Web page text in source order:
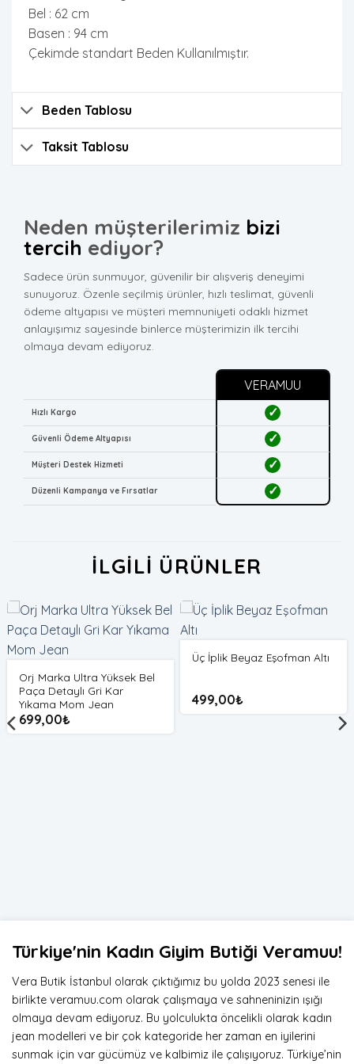
Bel : 62 cm
Basen : 94 cm
Çekimde standart Beden Kullanılmıştır.
Beden Tablosu
Taksit Tablosu
Neden müşterilerimiz bizi
tercih ediyor?
Sadece ürün sunmuyor, güvenilir bir alışveriş deneyimi
sunuyoruz. Özenle seçilmiş ürünler, hızlı teslimat, güvenli
ödeme altyapısı ve müşteri memnuniyeti odaklı hizmet
anlayışımız sayesinde binlerce müşterimizin ilk tercihi
olmaya devam ediyoruz.
VERAMUU
Hızlı Kargo ✓
Güvenli Ödeme Altyapısı ✓
Müşteri Destek Hizmeti ✓
Düzenli Kampanya ve Fırsatlar ✓
İLGILI ÜRÜNLER
Orj Marka Ultra Yüksek Bel
Paça Detaylı Gri Kar
Yıkama Mom Jean
699,00₺
Üç İplik Beyaz Eşofman Altı
499,00₺
Türkiye'nin Kadın Giyim Butiği Veramuu!
Vera Butik İstanbul olarak çıktığımız bu yolda 2023 senesi ile
birlikte veramuu.com olarak çalışmaya ve sahneninizin ışığı
olmaya devam ediyoruz. Bu yolculukta öncelikli olarak kadın
jean modelleri ve bir çok kategoride her zaman en iyilerini
sunmak için var gücümüz ve kalbimiz ile çalışıyoruz. Türkiye’nin